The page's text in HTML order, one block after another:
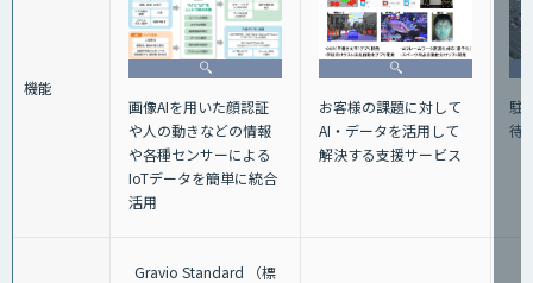
機能
画像AIを用いた顔認証
や人の動きなどの情報
や各種センサーによる
IoTデータを簡単に統合
活用
お客様の課題に対して
AI・データを活用して
解決する支援サービス
駐
待
Gravio Standard （標